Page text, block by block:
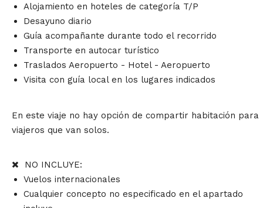
Alojamiento en hoteles de categoría T/P
Desayuno diario
Guía acompañante durante todo el recorrido
Transporte en autocar turístico
Traslados Aeropuerto - Hotel - Aeropuerto
Visita con guía local en los lugares indicados
En este viaje no hay opción de compartir habitación para
viajeros que van solos.
NO INCLUYE:
Vuelos internacionales
Cualquier concepto no especificado en el apartado